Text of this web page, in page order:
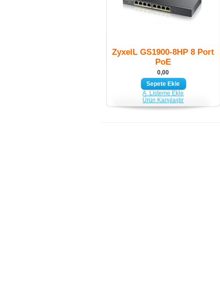
ZyxelL GS1900-8HP 8 Port
PoE
0,00
A. Listeme Ekle
Ürün Karşılaştır